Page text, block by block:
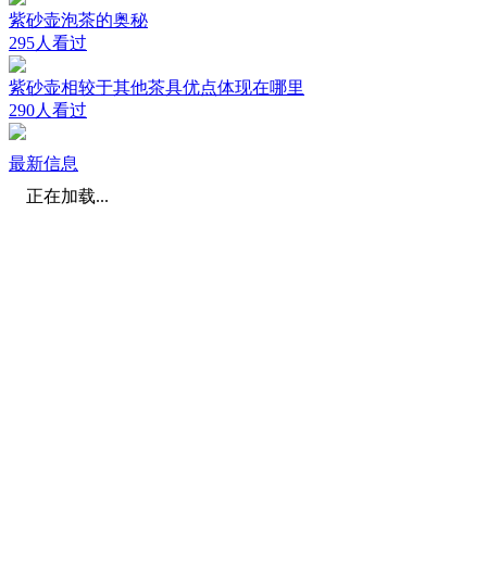
紫砂壶泡茶的奥秘
295人看过
紫砂壶相较于其他茶具优点体现在哪里
290人看过
最新信息
正在加载...